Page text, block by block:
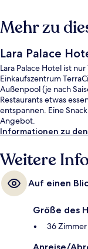
Mehr zu
Lara Palace
Lara Palace Hotel ist
Einkaufszentrum
Außenpool (je nach
Restaurants etwas
entspannen. Eine
Angebot.
Informationen zu
Weitere
Auf einen
Größe des
36 Zimmer